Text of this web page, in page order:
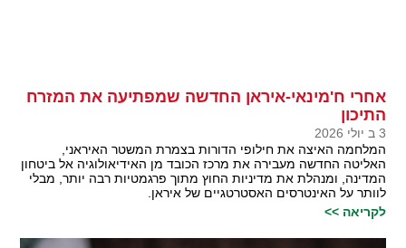
אחרי ח'מינאי-איראן החדשה שמפתיעה את המזרח
התיכון
3 ב יולי 2026
המלחמה האיצה את חילופי הדורות בצמרת המשטר האיראני,
האליטה החדשה מעבירה את מרכז הכובד מן האידיאולוגיה אל ביטחון
המדינה, ומנהלת את מדיניות החוץ מתוך פרגמטיות רבה יותר, מבלי
לוותר על האינטרסים האסטרטגיים של איראן.
לקריאה >>